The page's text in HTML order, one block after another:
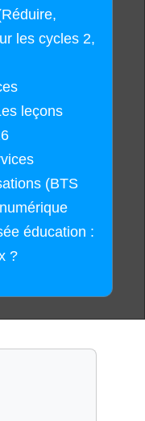
les cycles 2,
leçons
(BTS
éducation :
?